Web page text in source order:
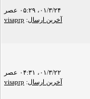
۰۱/۳/۲۴، ۰۵:۲۹ عصر
آخرین ارسال:
visaprp
۰۱/۳/۲۲، ۰۴:۳۱ عصر
آخرین ارسال:
visaprp